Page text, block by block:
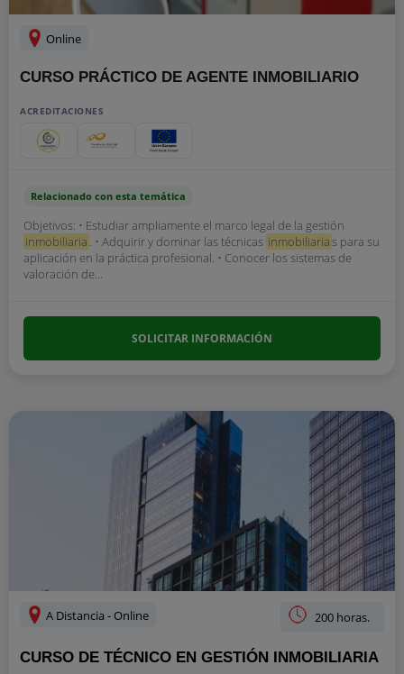
Online
CURSO PRÁCTICO DE AGENTE INMOBILIARIO
ACREDITACIONES
Relacionado con esta temática
Objetivos: • Estudiar ampliamente el marco legal de la gestión
inmobiliaria . • Adquirir y dominar las técnicas inmobiliarias para su
aplicación en la práctica profesional. • Conocer los sistemas de
valoración de...
SOLICITAR INFORMACIÓN
A Distancia - Online 200 horas.
CURSO DE TÉCNICO EN GESTIÓN INMOBILIARIA